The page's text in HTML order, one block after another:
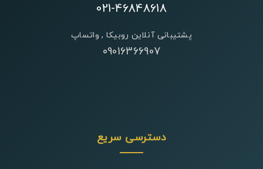
021-46848618
پشتیبانی آنلاین روبیکا , واتساپ
09016366907
دسترسی سریع